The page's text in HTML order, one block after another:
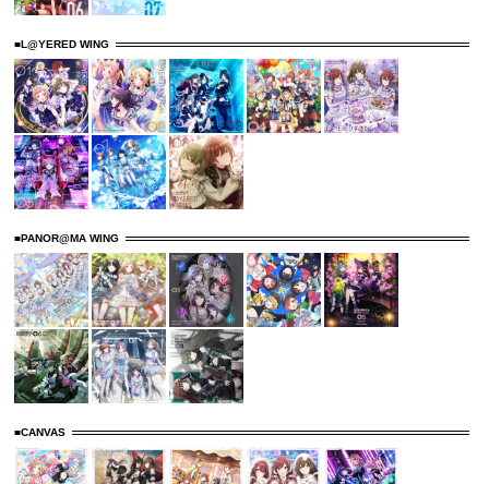
■L@YERED WING
■PANOR@MA WING
■CANVAS